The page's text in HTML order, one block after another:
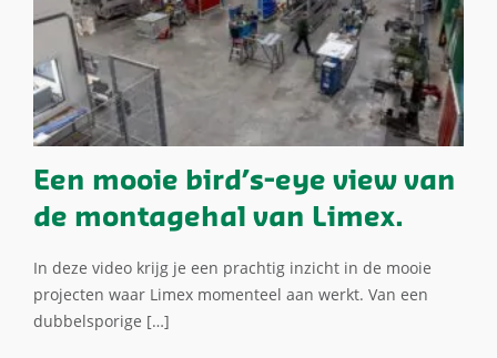
Een mooie bird’s-eye view van
de montagehal van Limex.
In deze video krijg je een prachtig inzicht in de mooie
projecten waar Limex momenteel aan werkt. Van een
dubbelsporige […]